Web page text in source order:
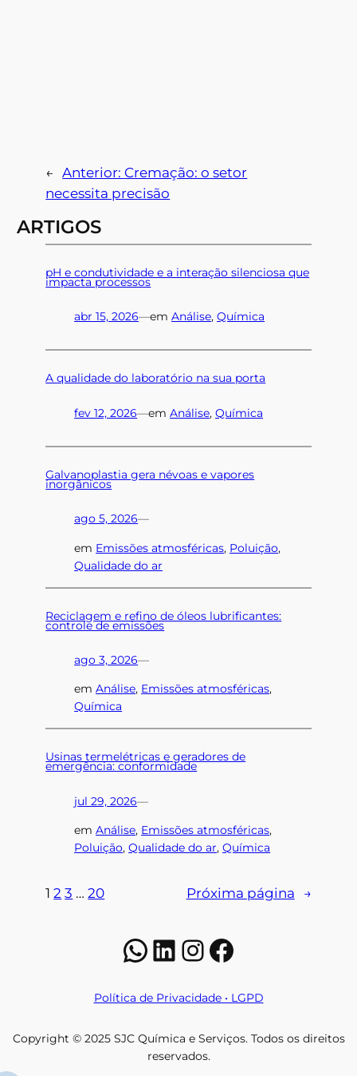
← Anterior: Cremação: o setor
necessita precisão
ARTIGOS
pH e condutividade e a interação silenciosa que
impacta processos
abr 15, 2026—emAnálise, Química
A qualidade do laboratório na sua porta
fev 12, 2026—emAnálise, Química
Galvanoplastia gera névoas e vapores
inorgânicos
ago 5, 2026—
em Emissões atmosféricas, Poluição
Qualidade do ar
Reciclagem e refino de óleos lubrificantes:
controle de emissões
ago 3, 2026—
emAnálise, Emissões atmosféricas
Química
Usinas termelétricas e geradores de
emergência: conformidade
jul 29, 2026—
emAnálise, Emissões atmosféricas
Poluição, Qualidade do ar, Química
1 2 3 … 20 Próxima página →
WhatsApp
LinkedIn
Instagram
Facebook
Política de Privacidade • LGPD
Copyright © 2025 SJC Química e Serviços. Todos os direitos
reservados.